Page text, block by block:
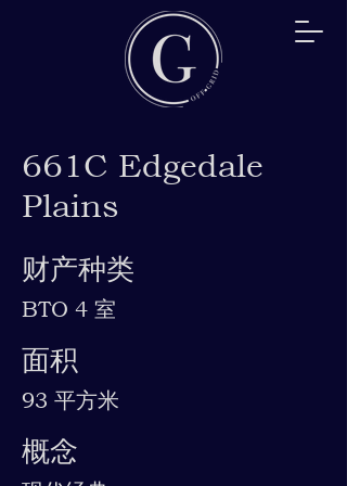
661C Edgedale
Plains
财产种类
BTO 4 室
面积
93 平方米
概念